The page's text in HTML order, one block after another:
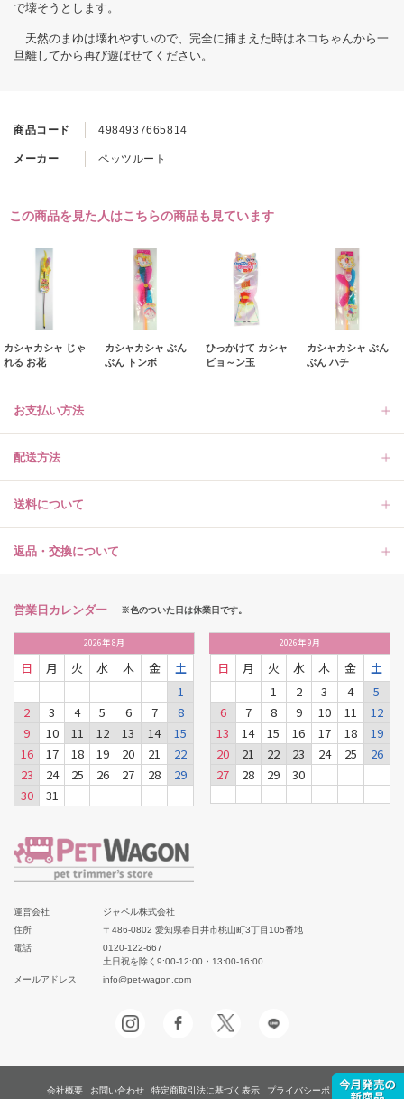
商品コード 4984937665814
メーカー ペッツルート
で壊そうとします。
天然のまゆは壊れやすいので、完全に捕まえた時はネコちゃんから一
旦離してから再び遊ばせてください。
この商品を見た人はこちらの商品も見ています
カシャカシャ じゃ
れる お花
カシャカシャ ぶん
ぶん トンボ
ひっかけて カシャ
ビョ～ン玉
カシャカシャ ぶん
ぶん ハチ
お支払い方法
配送方法
送料について
返品・交換について
営業日カレンダー ※色のついた日は休業日です。
2026年8月
日 月 火 水 木 金
土
1
2
3 4 5 6 7
8
9
10 11 12 13 14
15
16
17 18 19 20 21
22
23
24 25 26 27 28
29
30
31
2026年9月
日 月 火 水 木 金
土
1
2 3 4
5
6
7 8 9 10 11
12
13
14 15 16 17 18
19
20
21 22 23 24 25
26
27
28 29 30
運営会社
ジャペル株式会社
住所
〒486-0802 愛知県春日井市桃山町3丁目105番地
電話
0120-122-667
土日祝を除く9:00-12:00・13:00-16:00
メールアドレス
info@pet-wagon.com
会社概要 お問い合わせ 特定商取引法に基づく表示 プライバシーポリシー